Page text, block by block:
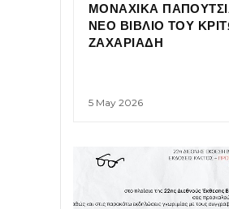
ΜΟΝΑΧΙΚΑ
ΝΕΟ ΒΙΒΛΙΟ ΤΟΥ
ΖΑΧΑΡΙΑΔΗ
5 May 2026